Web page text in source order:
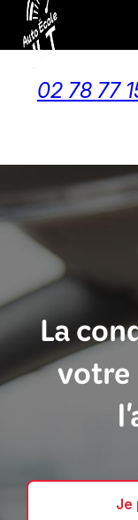
02 78 77
La
Je
Panneau de gestion